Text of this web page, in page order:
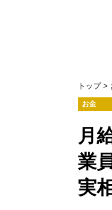
トップ
お金
月
業
実相